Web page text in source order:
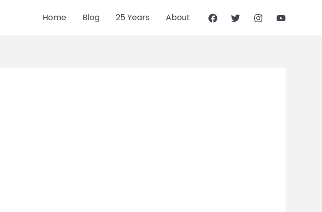
Home Blog 25 Years About